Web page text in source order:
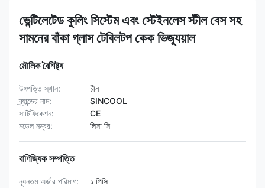
ভেন্টিলেটেড কুলিং সিস্টেম এবং স্টেইনলেস স্টীল বেস সহ
সামনের বাঁকা গ্লাস টেবিলটপ কেক ভিজ্যুয়াল
মৌলিক বৈশিষ্ট্য
উৎপত্তি স্থান:
চীন
ব্র্যান্ডের নাম:
SINCOOL
সার্টিফিকেশন:
CE
মডেল নম্বর:
লিসা সি
বাণিজ্যিক সম্পত্তি
ন্যূনতম অর্ডার পরিমাণ:
১ পিসি